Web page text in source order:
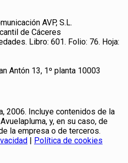
AVP, S.L.
de Cáceres
Libro: 601. Folio: 76. Hoja:
Antón 13, 1º planta 10003
2006. Incluye contenidos de la
y, en su caso, de
la empresa o de terceros.
| Política de cookies